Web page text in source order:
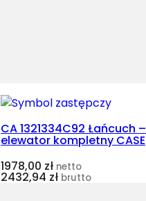
CA 1321334C92 Łańcuch –
elewator kompletny CASE
1978,00 zł netto
2432,94 zł brutto